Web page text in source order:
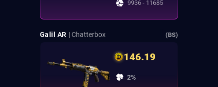
9936 - 11685
Galil AR | Chatterbox (BS)
146.19
2%